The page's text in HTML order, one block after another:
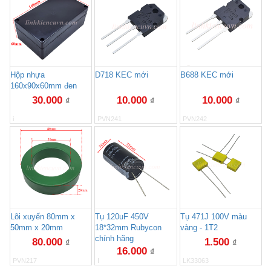
Hộp nhựa
160x90x60mm đen
30.000 ₫
i
D718 KEC mới
10.000 ₫
PVN241
B688 KEC mới
10.000 ₫
PVN242
Lõi xuyến 80mm x
50mm x 20mm
80.000 ₫
PVN217
Tụ 120uF 450V
18*32mm Rubycon
chính hãng
16.000 ₫
I
Tụ 471J 100V màu
vàng - 1T2
1.500 ₫
LK33063